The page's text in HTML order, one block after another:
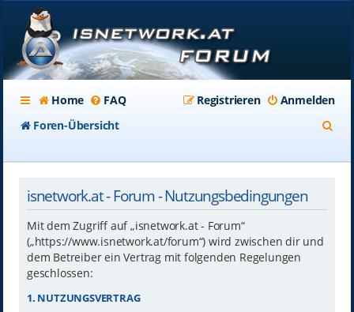
Home FAQ Anmelden
Registrieren
Foren-Übersicht
isnetwork.at - Forum - Nutzungsbedingungen
Mit dem Zugriff auf „isnetwork.at - Forum“
(„https://www.isnetwork.at/forum“) wird zwischen dir und
dem Betreiber ein Vertrag mit folgenden Regelungen
geschlossen:
1. NUTZUNGSVERTRAG